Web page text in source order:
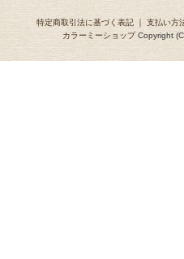
特定商取引法に基づく表記 ｜ 支払い方
カラーミーショップCopyright